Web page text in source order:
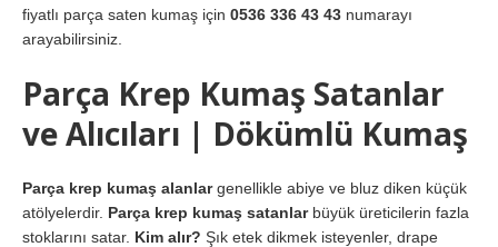
fiyatlı parça saten kumaş için 0536 336 43 43 numarayı
arayabilirsiniz.
Parça Krep Kumaş Satanlar
ve Alıcıları | Dökümlü Kumaş
Parça krep kumaş alanlargenellikle abiye ve bluz diken küçük
atölyelerdir. Parça krep kumaş satanlarbüyük üreticilerin fazla
stoklarını satar. Kim alır? Şık etek dikmek isteyenler, drape